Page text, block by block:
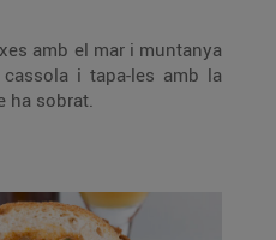
amb el mar i muntanya
i tapa-les amb la
ha sobrat.